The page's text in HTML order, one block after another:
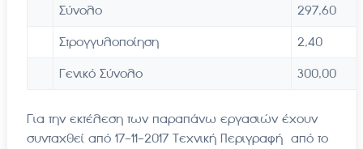
Σύνολο 297,60
Στρογγυλοποίηση 2,40
Γενικό Σύνολο 300,00
Για την εκτέλεση των παραπάνω εργασιών έχουν
συνταχθεί από 17-11-2017 Τεχνική Περιγραφή από το